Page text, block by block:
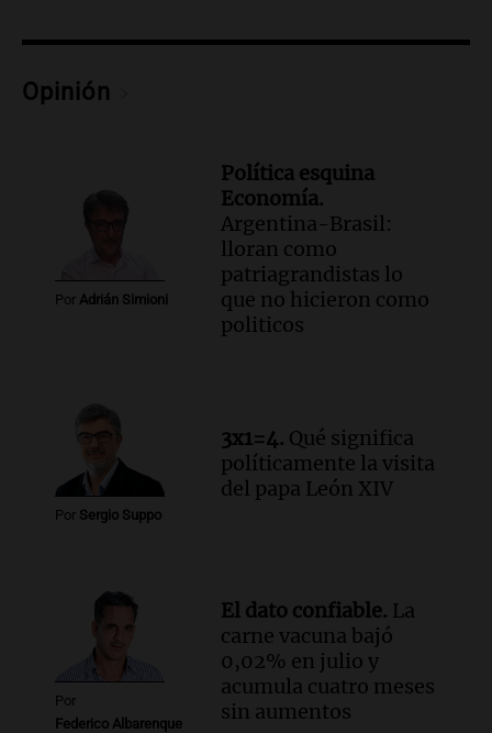
Episodios
prácticas docentes en Córdoba para
Audio. La Universidad de Milán y su
colaboración con la municipalidad para
la educación y parques
Episodios
El papamóvil de Juan Pablo II
Viva la Radio
Episodios
Audio.Monseñor Fenoy celebra la visita
de León XIV a Argentina y reflexiona
sobre su impacto espiritual
Audio.El ministro de Economía de Santa
Fe relativiza el impacto del fallo sobre
jubilaciones en la provincia
Panorama Federal
Episodios
Opinión
Por Adrián Simioni
Política esquina
Economía.
Argentina-Brasil:
lloran como
patriagrandistas lo
que no hicieron como
politicos
Por Sergio Suppo
3x1=4. Qué significa
políticamente la visita
del papa León XIV
Por
Federico Albarenque
El dato confiable. La
carne vacuna bajó
0,02% en julio y
acumula cuatro meses
sin aumentos